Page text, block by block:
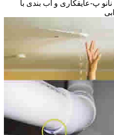
پ-عایقکاری و آب بندی با